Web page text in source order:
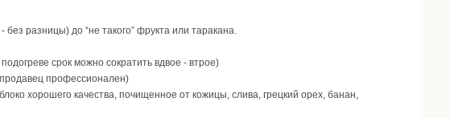
разницы) до “не такого” фрукта или таракана.
срок можно сократить вдвое - втрое)
профессионален)
хорошего качества, почищенное от кожицы, слива, грецкий орех, банан,